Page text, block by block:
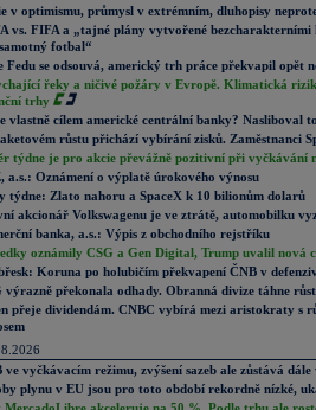
v optimismu, průmysl v extrémním, dluhopisy
vs. FIFA a „tajné plány vytvořené
fotbal“
Fedu se odsouvá, americký trh práce překvapil opět
řeky a ničivé požáry v Evropě. Klimatická
trhy
vlastně cílem americké centrální banky? Nasliboval
růstu přichází vybírání zisků. Zaměstnanci
týdne je pro akcie převážně pozitivní při vyčkávání
a.s.: Oznámení o výplatě úrokového výnosu
týdne: Zlato nahoru a SpaceX k 10 bilionům dolarů
akcionář Volkswagenu je ve ztrátě, automobilku
banka, a.s.: Výpis z obchodního rejstříku
oznámily CSG a Gen Digital, Trump uvalil nová
Koruna po holubičím překvapení ČNB v
výrazně překonala odhady. Obranná divize táhne
přeje dividendám. CNBC vybírá mezi aristokraty s
ve vyčkávacím režimu, zvýšení sazeb ale zůstává dále
plynu v EU jsou pro toto období rekordně nízké,